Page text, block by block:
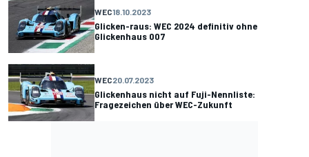
WEC18.10.2023
Glicken-raus: WEC 2024 definitiv ohne
Glickenhaus 007
WEC20.07.2023
Glickenhaus nicht auf Fuji-Nennliste:
Fragezeichen über WEC-Zukunft